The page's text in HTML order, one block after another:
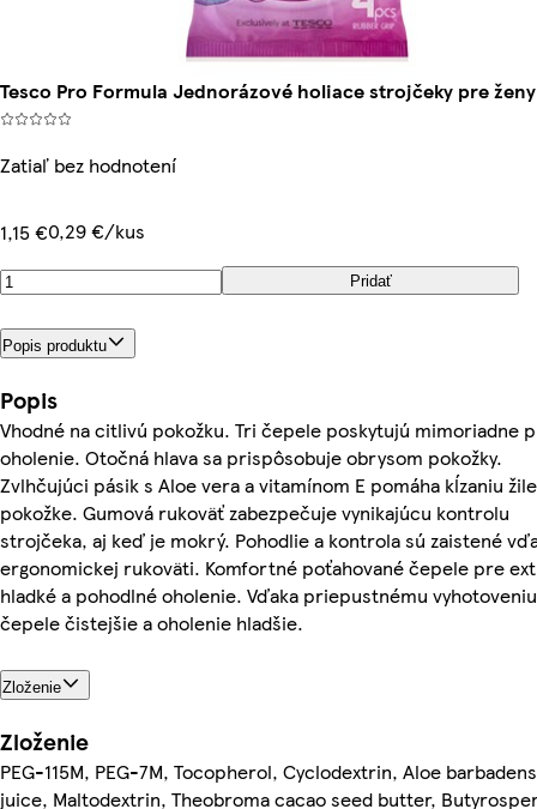
Tesco Pro Formula Jednorázové holiace strojčeky pre
Zatiaľ bez hodnotení
1,15 €0,29 €/kus
Pridať
Popis produktu
Popis
Vhodné na citlivú pokožku. Tri čepele poskytujú mimoriadne
oholenie. Otočná hlava sa prispôsobuje obrysom pokožky.
Zvlhčujúci pásik s Aloe vera a vitamínom E pomáha kĺzaniu
pokožke. Gumová rukoväť zabezpečuje vynikajúcu kontrolu
strojčeka, aj keď je mokrý. Pohodlie a kontrola sú zaistené
ergonomickej rukoväti. Komfortné poťahované čepele pre
hladké a pohodlné oholenie. Vďaka priepustnému
čepele čistejšie a oholenie hladšie.
Zloženie
Zloženie
PEG-115M, PEG-7M, Tocopherol, Cyclodextrin, Aloe
juice, Maltodextrin, Theobroma cacao seed butter,